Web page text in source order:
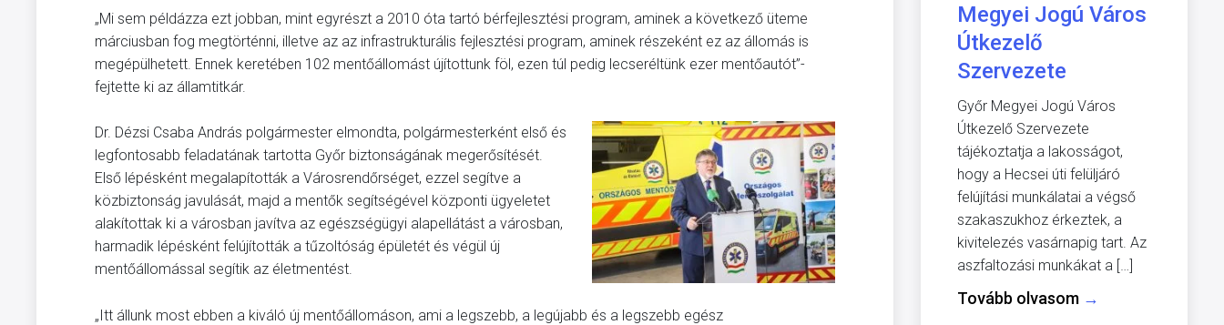
„Mi sem példázza ezt jobban, mint egyrészt a 2010 óta tartó bérfejlesztési program, aminek a következő üteme
márciusban fog megtörténni, illetve az az infrastrukturális fejlesztési program, aminek részeként ez az állomás is
megépülhetett. Ennek keretében 102 mentőállomást újítottunk föl, ezen túl pedig lecseréltünk ezer mentőautót”-
fejtette ki az államtitkár.
Dr. Dézsi Csaba András polgármester elmondta, polgármesterként első és
legfontosabb feladatának tartotta Győr biztonságának megerősítését.
Első lépésként megalapították a Városrendőrséget, ezzel segítve a
közbiztonság javulását, majd a mentők segítségével központi ügyeletet
alakítottak ki a városban javítva az egészségügyi alapellátást a városban,
harmadik lépésként felújították a tűzoltóság épületét és végül új
mentőállomással segítik az életmentést.
„Itt állunk most ebben a kiváló új mentőállomáson, ami a legszebb, a legújabb és a legszebb egész
Megyei Jogú Város
Útkezelő
Szervezete
Győr Megyei Jogú Város
Útkezelő Szervezete
tájékoztatja a lakosságot,
hogy a Hecsei úti felüljáró
felújítási munkálatai a végső
szakaszukhoz érkeztek, a
kivitelezés vasárnapig tart. Az
aszfaltozási munkákat a […]
Tovább olvasom →